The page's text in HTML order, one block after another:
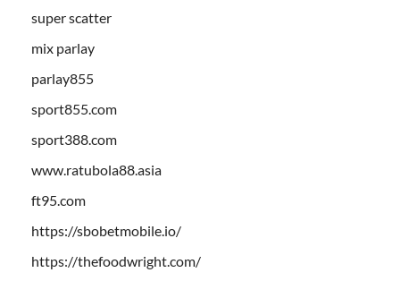
super scatter
mix parlay
parlay855
sport855.com
sport388.com
www.ratubola88.asia
ft95.com
https://sbobetmobile.io/
https://thefoodwright.com/